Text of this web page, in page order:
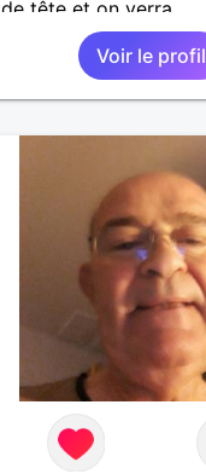
de tête et on verra
Voir le profil